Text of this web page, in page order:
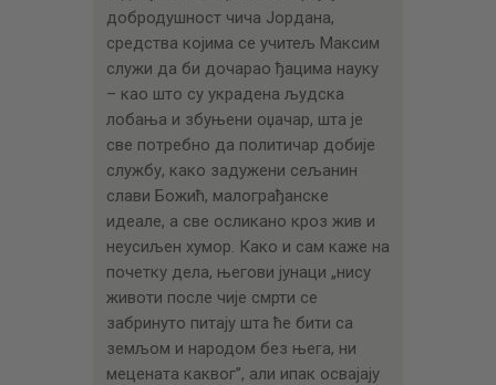
добродушност чича Јордана,
средства којима се учитељ Максим
служи да би дочарао ђацима науку
– као што су украдена људска
лобања и збуњени оџачар, шта је
све потребно да политичар добије
службу, како задужени сељанин
слави Божић, малограђанске
идеале, а све осликано кроз жив и
неусиљен хумор. Како и сам каже на
почетку дела, његови јунаци „нису
животи после чије смрти се
забринуто питају шта ће бити са
земљом и народом без њега, ни
мецената каквог”, али ипак освајају